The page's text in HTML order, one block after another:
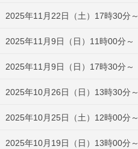
2025年11月22日（土）17時30分～
2025年11月9日（日）11時00分～
2025年11月9日（日）17時30分～
2025年10月26日（日）13時30分～
2025年10月25日（土）12時00分～
2025年10月19日（日）13時00分～